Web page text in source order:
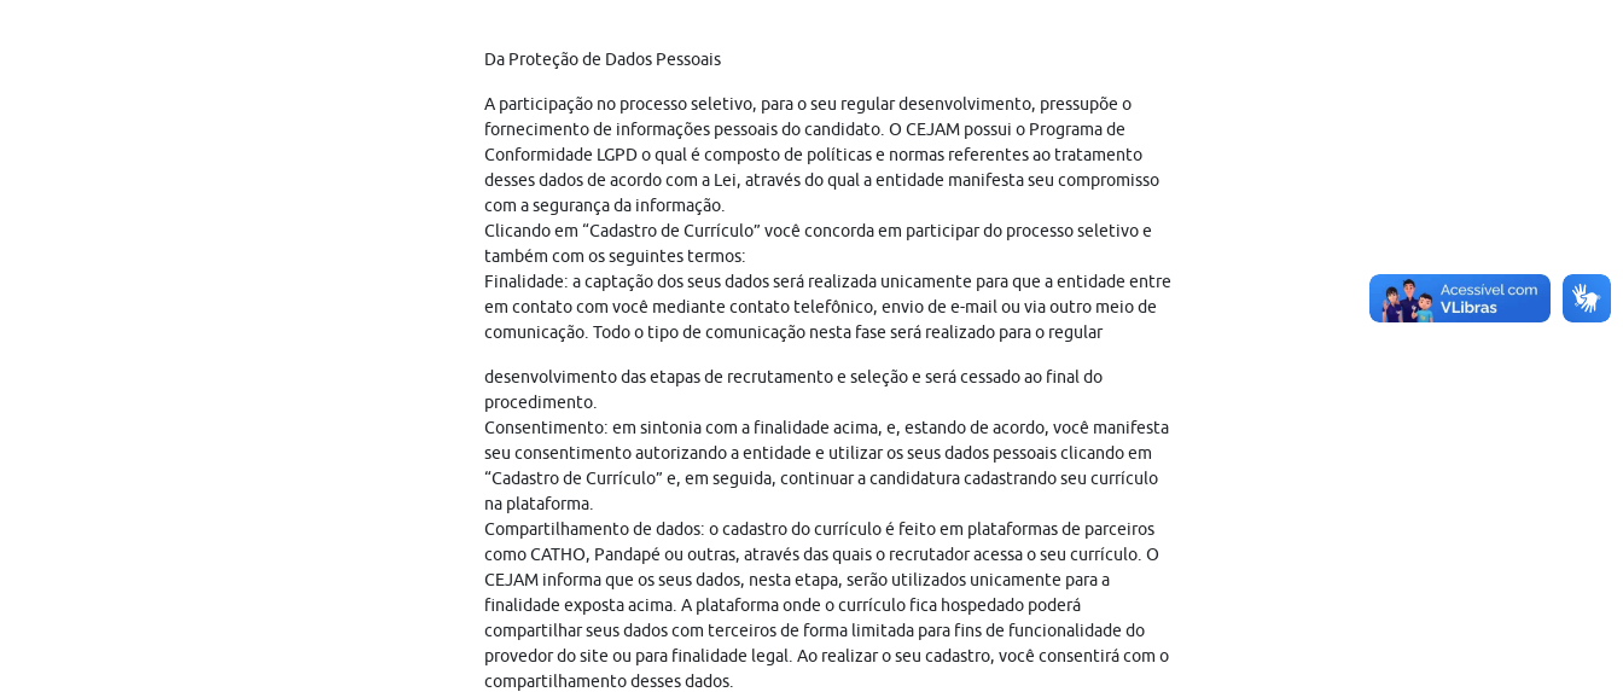
Da Proteção de Dados Pessoais
A participação no processo seletivo, para o seu regular desenvolvimento, pressupõe o
fornecimento de informações pessoais do candidato. O CEJAM possui o Programa de
Conformidade LGPD o qual é composto de políticas e normas referentes ao tratamento
desses dados de acordo com a Lei, através do qual a entidade manifesta seu compromisso
com a segurança da informação.
Clicando em “Cadastro de Currículo” você concorda em participar do processo seletivo e
também com os seguintes termos:
Finalidade: a captação dos seus dados será realizada unicamente para que a entidade entre
em contato com você mediante contato telefônico, envio de e-mail ou via outro meio de
comunicação. Todo o tipo de comunicação nesta fase será realizado para o regular
desenvolvimento das etapas de recrutamento e seleção e será cessado ao final do
procedimento.
Consentimento: em sintonia com a finalidade acima, e, estando de acordo, você manifesta
seu consentimento autorizando a entidade e utilizar os seus dados pessoais clicando em
“Cadastro de Currículo” e, em seguida, continuar a candidatura cadastrando seu currículo
na plataforma.
Compartilhamento de dados: o cadastro do currículo é feito em plataformas de parceiros
como CATHO, Pandapé ou outras, através das quais o recrutador acessa o seu currículo. O
CEJAM informa que os seus dados, nesta etapa, serão utilizados unicamente para a
finalidade exposta acima. A plataforma onde o currículo fica hospedado poderá
compartilhar seus dados com terceiros de forma limitada para fins de funcionalidade do
provedor do site ou para finalidade legal. Ao realizar o seu cadastro, você consentirá com o
compartilhamento desses dados.